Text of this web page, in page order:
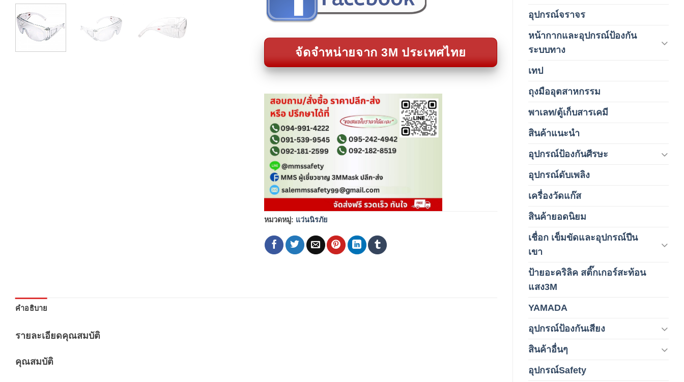
อุปกรณ์จราจร
หน้ากากและอุปกรณ์ป้องกัน
ระบบทาง
เทป
ถุงมืออุตสาหกรรม
พาเลท/ตู้เก็บสารเคมี
สินค้าแนะนำ
อุปกรณ์ป้องกันศีรษะ
อุปกรณ์ดับเพลิง
เครื่องวัดแก๊ส
สินค้ายอดนิยม
เชื่อก เข็มขัดและอุปกรณ์ปีน
เขา
ป้ายอะคริลิค สติ๊กเกอร์สะท้อน
แสง3M
YAMADA
อุปกรณ์ป้องกันเสียง
สินค้าอื่นๆ
อุปกรณ์Safety
จัดจำหน่ายจาก 3M ประเทศไทย
หมวดหมู่: แว่นนิรภัย
คำอธิบาย
รายละเอียดคุณสมบัติ
คุณสมบัติ